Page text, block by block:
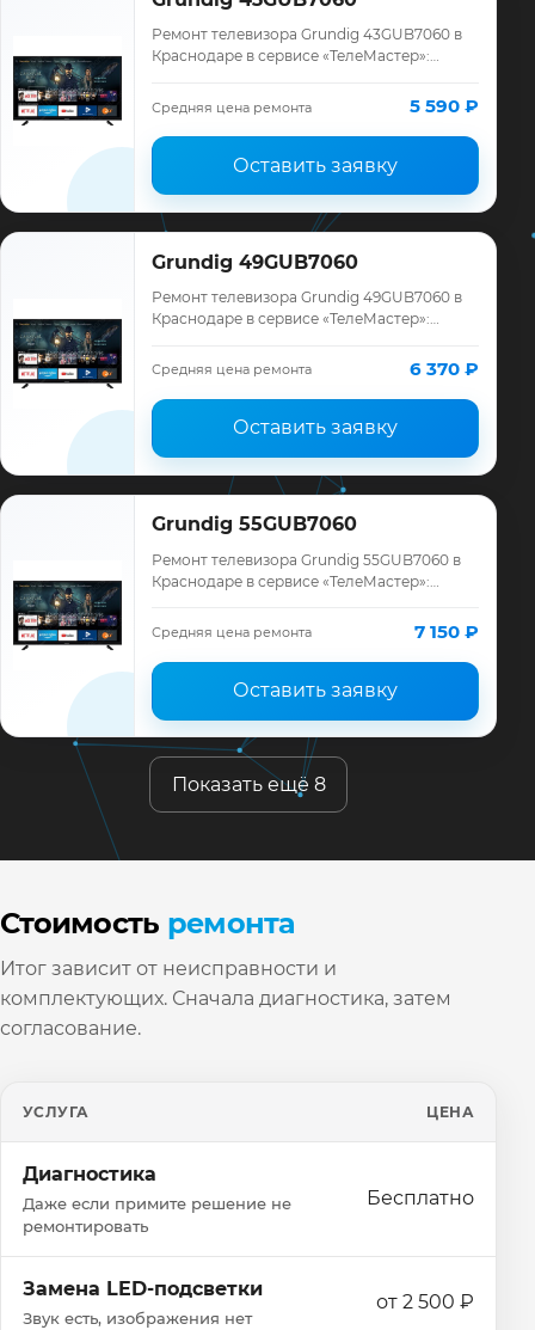
Ремонт телевизора Grundig 43GUB7060 в
Краснодаре в сервисе «ТелеМастер»:
ремонта, запчасти и гарантия до 12
месяцев.
Средняя цена ремонта 5 590 ₽
Оставить заявку
Grundig 49GUB7060
Ремонт телевизора Grundig 49GUB7060 в
Краснодаре в сервисе «ТелеМастер»:
ремонта, запчасти и гарантия до 12
Средняя цена ремонта 6 370 ₽
Оставить заявку
Grundig 55GUB7060
Ремонт телевизора Grundig 55GUB7060 в
Краснодаре в сервисе «ТелеМастер»:
ремонта, запчасти и гарантия до 12
месяцев.
Средняя цена ремонта 7 150 ₽
Оставить заявку
Показать ещё 8
Стоимость ремонта
Итог зависит от неисправности и
комплектующих. Сначала диагностика, затем
согласование.
УСЛУГА ЦЕНА
Диагностика
Даже если примите решение не
ремонтировать
Бесплатно
Замена LED-подсветки
Звук есть, изображения нет
от 2 500 ₽